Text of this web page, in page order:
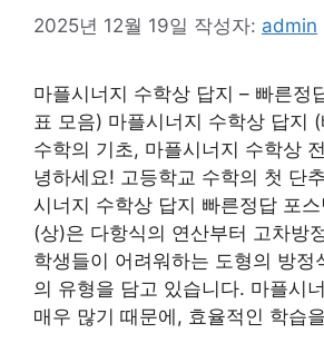
2025년 12월 19일 작성자: admin
마플시너지 수학상 답지 – 빠른정
표 모음) 마플시너지 수학상 답지
수학의 기초, 마플시너지 수학상
녕하세요! 고등학교 수학의 첫 단
시너지 수학상 답지 빠른정답 포
(상)은 다항식의 연산부터 고차방
학생들이 어려워하는 도형의 방정
의 유형을 담고 있습니다. 마플시
매우 많기 때문에, 효율적인 학습